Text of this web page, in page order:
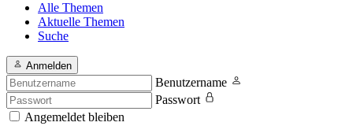
Alle Themen
Aktuelle Themen
Suche
Anmelden
Benutzername
Passwort
Angemeldet bleiben